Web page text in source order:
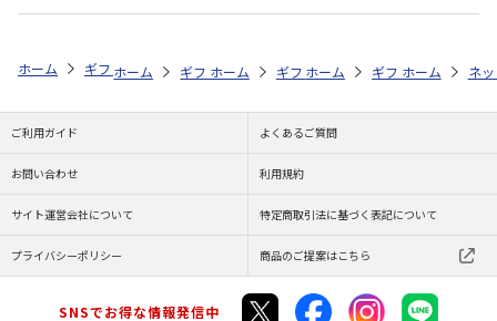
ホーム ギフトストア お中元・夏ギフト特集 2026 お菓子・スイーツ
ホーム ギフトストア お中元・夏ギフト特集 2026
ホーム ギフトストア お中元・夏ギフト
ホーム ギフトストア お
ホーム ネ
ご利用ガイド よくあるご質問
お問い合わせ 利用規約
サイト運営会社について 特定商取引法に基づく表記について
プライバシーポリシー 商品のご提案はこちら
SNSでお得な情報発信中